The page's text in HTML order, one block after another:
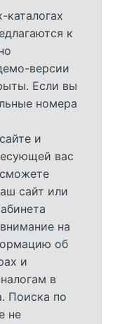
к
версии
Если вы
номера
и
вас
сайт или
на
об
и
в
Поиска по
не